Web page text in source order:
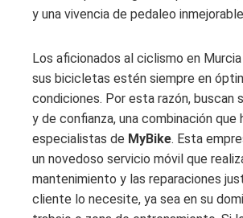
y una vivencia de pedaleo
Los aficionados al ciclismo en
sus bicicletas estén siempre en
condiciones. Por esta razón, buscan
y de confianza, una combinación que
especialistas de MyBike. Esta
un novedoso servicio móvil que
mantenimiento y las reparaciones
cliente lo necesite, ya sea en su